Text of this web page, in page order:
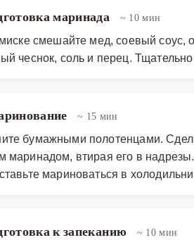
маринада ~ 10 мин
смешайте мед, соевый соус,
чеснок, соль и перец.
~ 15 мин
бумажными полотенцами.
втирая его в
мариноваться в
к запеканию ~ 10 мин